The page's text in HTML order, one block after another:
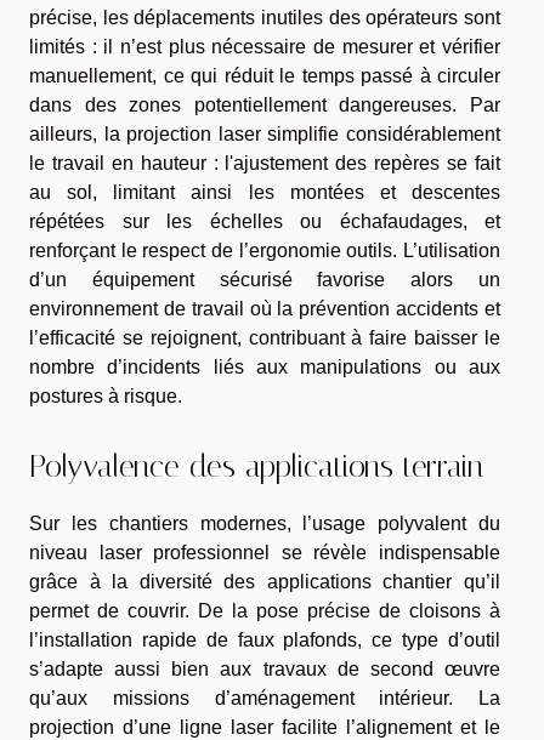
précise, les déplacements inutiles des opérateurs sont
limités : il n’est plus nécessaire de mesurer et vérifier
manuellement, ce qui réduit le temps passé à circuler
dans des zones potentiellement dangereuses. Par
ailleurs, la projection laser simplifie considérablement
le travail en hauteur : l'ajustement des repères se fait
au sol, limitant ainsi les montées et descentes
répétées sur les échelles ou échafaudages, et
renforçant le respect de l’ergonomie outils. L’utilisation
d’un équipement sécurisé favorise alors un
environnement de travail où la prévention accidents et
l’efficacité se rejoignent, contribuant à faire baisser le
nombre d’incidents liés aux manipulations ou aux
postures à risque.
Polyvalence des applications terrain
Sur les chantiers modernes, l’usage polyvalent du
niveau laser professionnel se révèle indispensable
grâce à la diversité des applications chantier qu’il
permet de couvrir. De la pose précise de cloisons à
l’installation rapide de faux plafonds, ce type d’outil
s’adapte aussi bien aux travaux de second œuvre
qu’aux missions d’aménagement intérieur. La
projection d’une ligne laser facilite l’alignement et le